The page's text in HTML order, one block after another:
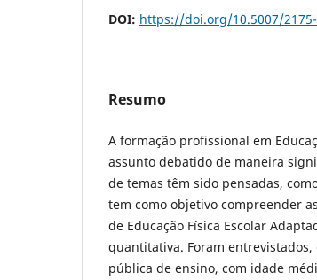
DOI: https://doi.org/10.5007/2175-
Resumo
A formação profissional em
assunto debatido de maneira
de temas têm sido pensadas,
tem como objetivo compreender
de Educação Física Escolar
quantitativa. Foram
pública de ensino, com idade